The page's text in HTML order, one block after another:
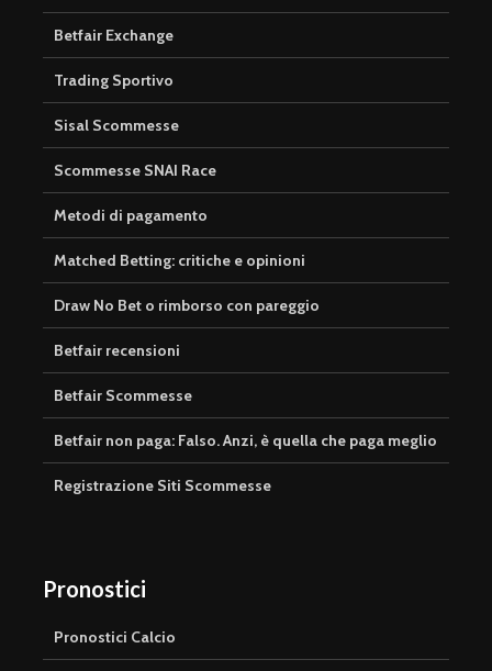
Betfair Exchange
Trading Sportivo
Sisal Scommesse
Scommesse SNAI Race
Metodi di pagamento
Matched Betting: critiche e opinioni
Draw No Bet o rimborso con pareggio
Betfair recensioni
Betfair Scommesse
Betfair non paga: Falso. Anzi, è quella che paga meglio
Registrazione Siti Scommesse
Pronostici
Pronostici Calcio